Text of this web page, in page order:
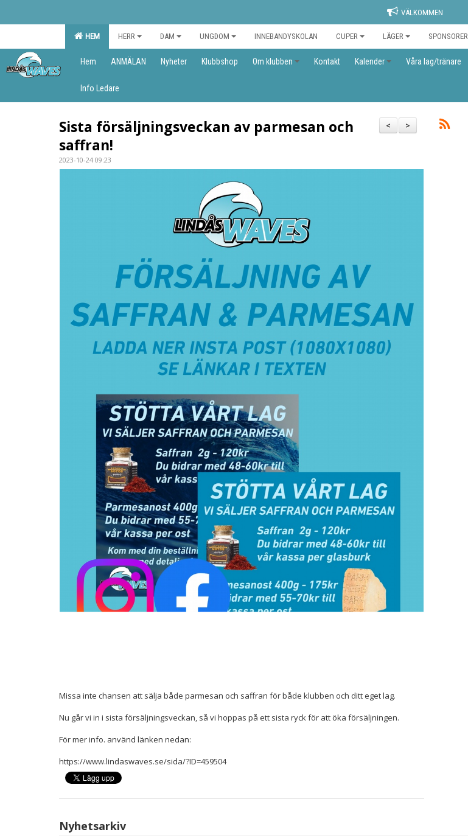
VÄLKOMMEN
HEM HERR DAM UNGDOM INNEBANDYSKOLAN CUPER LÄGER SPONSORER
Hem ANMÄLAN Nyheter Klubbshop Om klubben Kontakt Kalender Våra lag/tränare
Info Ledare
>
<
Sista försäljningsveckan av parmesan och
saffran!
2023-10-24 09:23
Missa inte chansen att sälja både parmesan och saffran för både klubben och ditt eget lag.
Nu går vi in i sista försäljningsveckan, så vi hoppas på ett sista ryck för att öka försäljningen.
För mer info. använd länken nedan:
https://www.lindaswaves.se/sida/?ID=459504
Nyhetsarkiv